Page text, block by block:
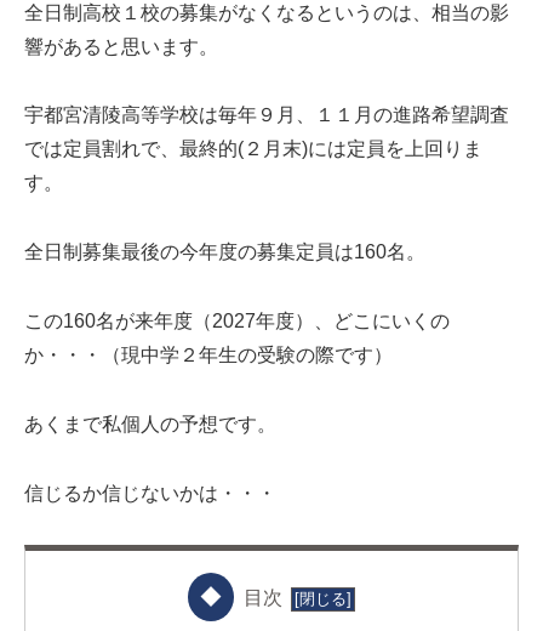
全日制高校１校の募集がなくなるというのは、相当の影
響があると思います。
宇都宮清陵高等学校は毎年９月、１１月の進路希望調査
では定員割れで、最終的(２月末)には定員を上回りま
す。
全日制募集最後の今年度の募集定員は160名。
この160名が来年度（2027年度）、どこにいくの
か・・・（現中学２年生の受験の際です）
あくまで私個人の予想です。
信じるか信じないかは・・・
目次